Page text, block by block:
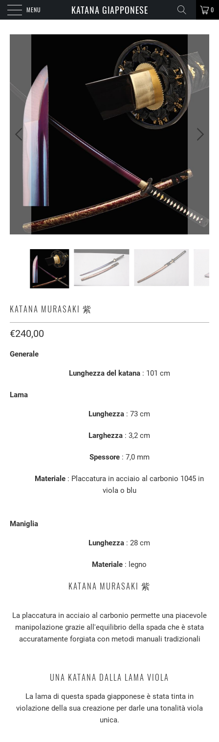
MENU KATANA GIAPPONESE 0
KATANA MURASAKI 紫
€240,00
Generale
Lunghezza del katana: 101 cm
Lama
Lunghezza : 73 cm
Larghezza : 3,2 cm
Spessore : 7,0 mm
Materiale : Placcatura in acciaio al carbonio 1045 in
viola o blu
Maniglia
Lunghezza : 28 cm
Materiale : legno
KATANA MURASAKI 紫
La placcatura in acciaio al carbonio permette una piacevole
manipolazione grazie all'equilibrio della spada che è stata
accuratamente forgiata con metodi manuali tradizionali
UNA KATANA DALLA LAMA VIOLA
La lama di questa spada giapponese è stata tinta in
violazione della sua creazione per darle una tonalità viola
unica.